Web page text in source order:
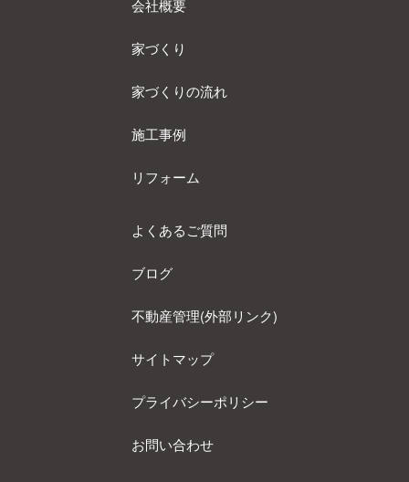
会社概要
家づくり
家づくりの流れ
施工事例
リフォーム
よくあるご質問
ブログ
不動産管理(外部リンク)
サイトマップ
プライバシーポリシー
お問い合わせ